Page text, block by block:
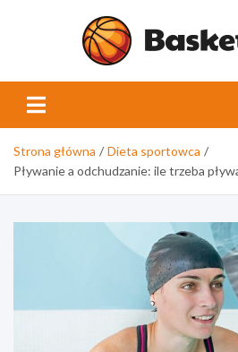
Strona główna
Dieta sportowca
Pływanie a odchudzanie: ile trzeba